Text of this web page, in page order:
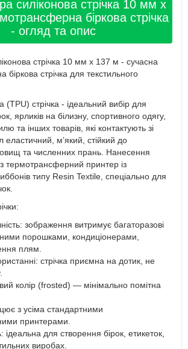
силіконова стрічка 10 мм x
біркова стрічка
- огляд та опис
стрічка 10 мм х 137 м - сучасна
стрічка для текстильного
(TPU) стрічка - ідеальний вибір для
ярликів на білизну, спортивного одягу,
та інших товарів, які контактують зі
еластичний, м’який, стійкий до
та численних прань. Нанесення
термотрансферний принтер із
типу Resin Textile, спеціально для
зображення витримує багаторазові
порошками, кондиціонерами,
плям.
стрічка приємна на дотик, не
колір (frosted) — мінімально помітна
з усіма стандартними
принтерами.
ідеальна для створення бірок, етикеток,
виробах.